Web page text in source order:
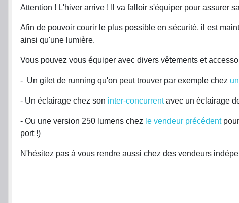
Attention ! L'hiver arrive ! Il va falloir s'équiper pour assurer
Afin de pouvoir courir le plus possible en sécurité, il est
ainsi qu'une lumière.
Vous pouvez vous équiper avec divers vêtements et
- Un gilet de running qu'on peut trouver par exemple chez
- Un éclairage chez son inter-concurrentavec un éclairage
- Ou une version 250 lumens chez le vendeur précédent
port !)
N'hésitez pas à vous rendre aussi chez des vendeurs